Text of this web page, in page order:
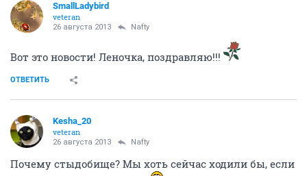
SmallLadybird
veteran
26 августа 2013 Nafty
Вот это новости! Леночка, поздравляю!!!
ОТВЕТИТЬ
Kesha_20
veteran
26 августа 2013 Nafty
Почему стыдобище? Мы хоть сейчас ходили бы, если